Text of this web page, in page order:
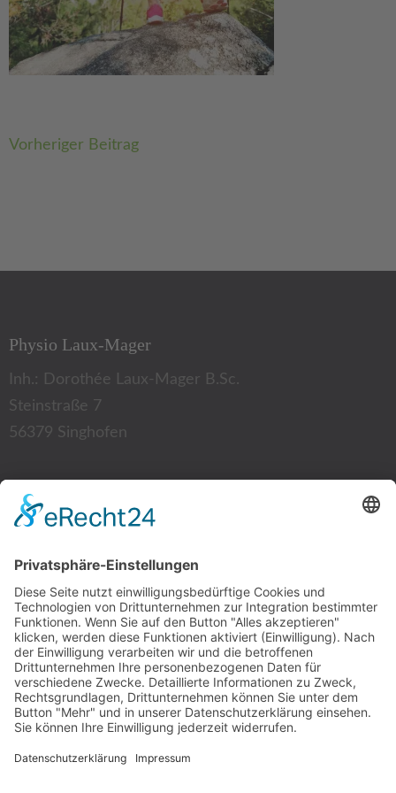
Beitragsnavigation
Vorheriger Beitrag
Physio Laux-Mager
Inh.: Dorothée Laux-Mager B.Sc.
Steinstraße 7
56379 Singhofen
Kontakt:
Fax: 02604 94 35 52
E-Mail:info@physio-laux-mager.de
Mitgliedschaft: